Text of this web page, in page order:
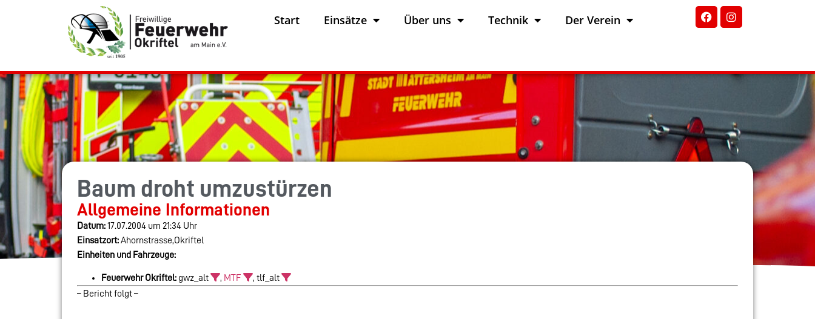
Start Einsätze Über uns Technik Der Verein
Baum droht umzustürzen
Allgemeine Informationen
Datum:17.07.2004 um 21:34 Uhr
Einsatzort:Ahornstrasse,Okriftel
Einheiten und Fahrzeuge:
Feuerwehr Okriftel: gwz_alt , MTF
, tlf_alt
– Bericht folgt –